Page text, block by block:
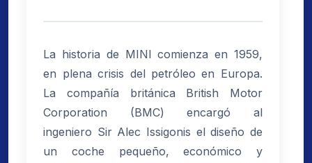
La historia de MINI comienza en 1959,
en plena crisis del petróleo en Europa.
La compañía británica British Motor
Corporation (BMC) encargó al
ingeniero Sir Alec Issigonis el diseño de
un coche pequeño, económico y